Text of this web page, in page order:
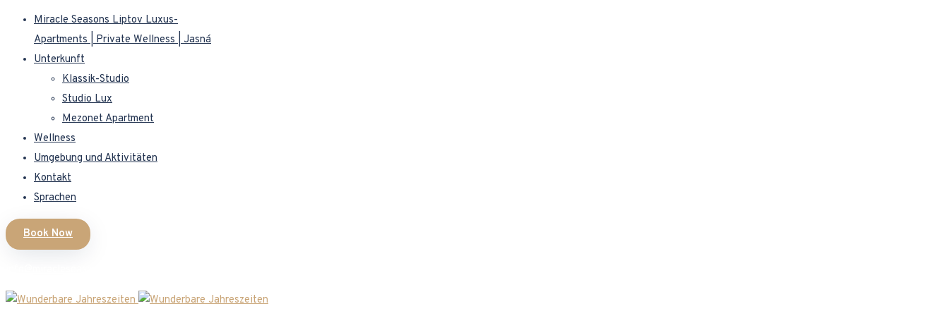
Miracle Seasons Liptov Luxus-
Apartments | Private Wellness | Jasná
Unterkunft
Klassik-Studio
Studio Lux
Mezonet Apartment
Wellness
Umgebung und Aktivitäten
Kontakt
Sprachen
Book Now